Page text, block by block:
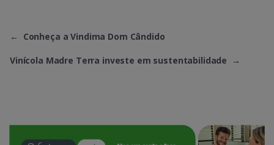
← Conheça a Vindima Dom Cândido
Vinícola Madre Terra investe em sustentabilidade →